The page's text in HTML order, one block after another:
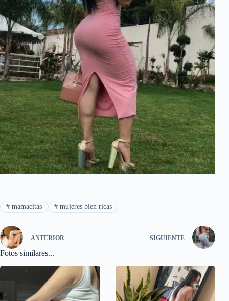
#mamacitas #mujeres bien ricas
ANTERIOR SIGUIENTE
Fotos similares...